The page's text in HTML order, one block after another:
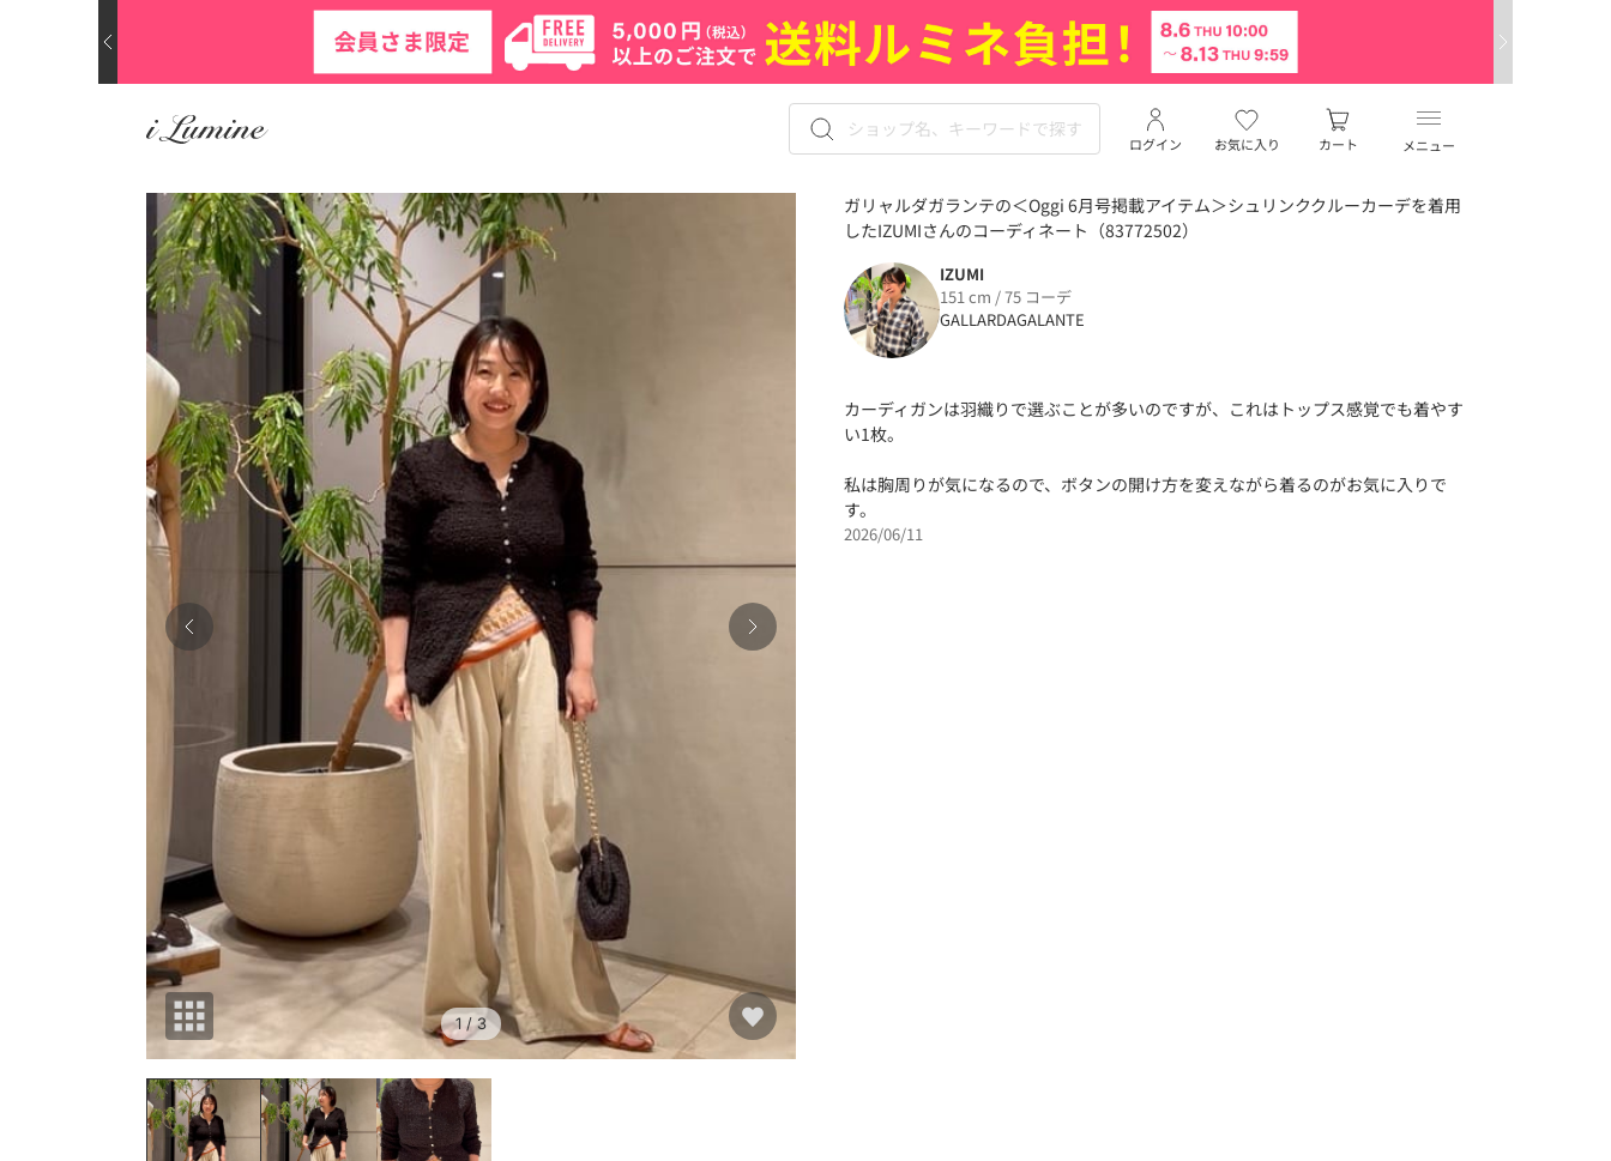
メニュー
お気に入り
ログイン カート
1 / 3
ガリャルダガランテの＜Oggi 6月号掲載アイテム＞シュリンククルーカーデを着用
したIZUMIさんのコーディネート（83772502）
IZUMI
151 cm / 75 コーデ
GALLARDAGALANTE
カーディガンは羽織りで選ぶことが多いのですが、これはトップス感覚でも着やす
い1枚。
私は胸周りが気になるので、ボタンの開け方を変えながら着るのがお気に入りで
す。
2026/06/11